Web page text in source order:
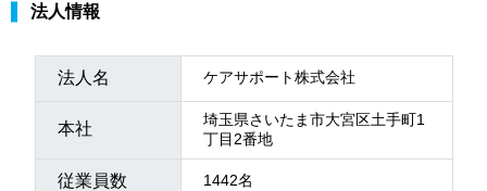
法人情報
法人名 ケアサポート株式会社
本社
埼玉県さいたま市大宮区土手町1
丁目2番地
従業員数 1442名